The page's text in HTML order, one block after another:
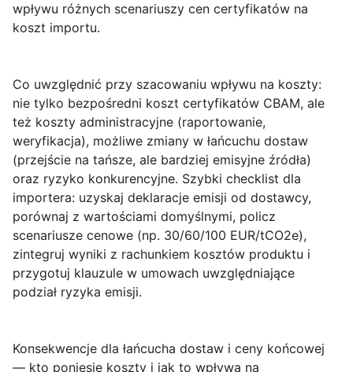
wpływu różnych scenariuszy cen certyfikatów na
koszt importu.
Co uwzględnić przy szacowaniu wpływu na koszty:
nie tylko bezpośredni koszt certyfikatów CBAM, ale
też koszty administracyjne (raportowanie,
weryfikacja), możliwe zmiany w łańcuchu dostaw
(przejście na tańsze, ale bardziej emisyjne źródła)
oraz ryzyko konkurencyjne. Szybki checklist dla
importera: uzyskaj deklaracje emisji od dostawcy,
porównaj z wartościami domyślnymi, policz
scenariusze cenowe (np. 30/60/100 EUR/tCO2e),
zintegruj wyniki z rachunkiem kosztów produktu i
przygotuj klauzule w umowach uwzględniające
podział ryzyka emisji.
Konsekwencje dla łańcucha dostaw i ceny końcowej
— kto poniesie koszty i jak to wpływa na